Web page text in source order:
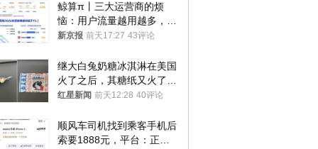
鲸算π丨三大运营商的烦
恼：用户流量越用越多，收
入却越来越少
新京报 前天17:27 43评论
继大白兔奶糖冰淇淋在美国
火了之后，其糖纸又火了！
海外博主盛赞：平面设计经
红星新闻 前天12:28 40评论
顺风车司机找到乘客手机后
索要1888元，平台：正和